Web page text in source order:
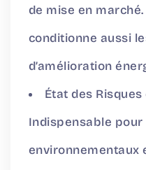
de mise en
conditionne aussi
d’amélioration
État des Risques
Indispensable
environnementaux